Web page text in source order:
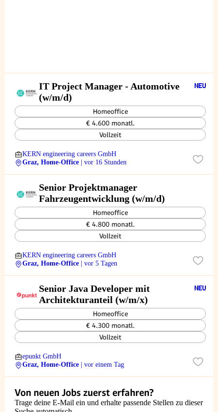
IT Project Manager - Automotive
(w/m/d)
Homeoffice
€ 4.600 monatl.
Vollzeit
KERN engineering careers GmbH
Graz, Home-Office
| vor 16 Stunden
Senior Projektmanager
Fahrzeugentwicklung (w/m/d)
Homeoffice
€ 4.800 monatl.
Vollzeit
KERN engineering careers GmbH
Graz, Home-Office
| vor 5 Tagen
Senior Java Developer mit
Architekturanteil (w/m/x)
Homeoffice
€ 4.300 monatl.
Vollzeit
epunkt GmbH
Graz, Home-Office
| vor einem Tag
Von neuen Jobs zuerst erfahren?
Trage deine E-Mail ein und erhalte passende Stellen zu dieser